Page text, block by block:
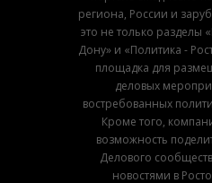
региона, России и
это не только разделы
Дону» и «Политика -
площадка для
деловых
востребованных
Кроме того,
возможность
Делового
новостями в